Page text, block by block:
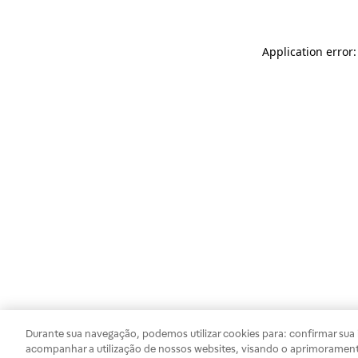
Application
Durante sua navegação, podemos utilizar cookies para: confirmar
acompanhar a utilização de nossos websites, visando o